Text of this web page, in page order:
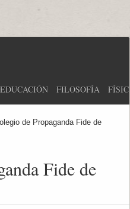
EDUCACIÓN FILOSOFÍA
de Propaganda Fide de
Fide de